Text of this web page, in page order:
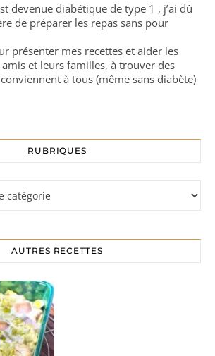
devenue diabétique de type 1 , j’ai dû
de préparer les repas sans pour
présenter mes recettes et aider les
et leurs familles, à trouver des
à tous (même sans diabète)
RUBRIQUES
AUTRES RECETTES